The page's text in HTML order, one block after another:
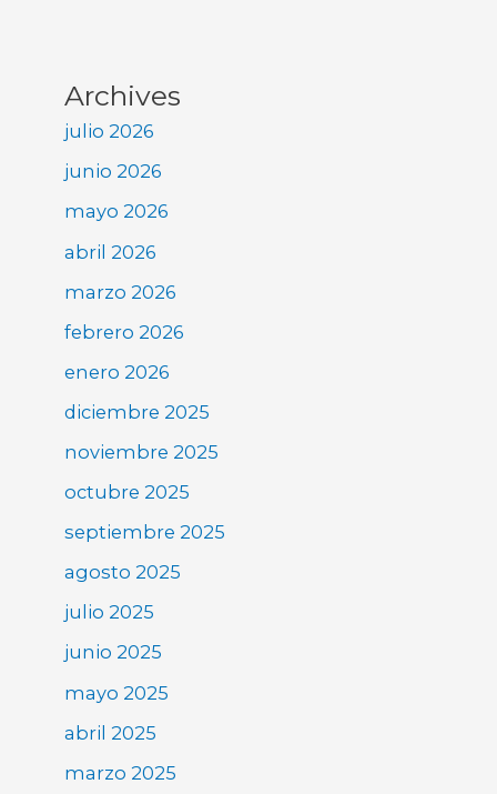
Archives
julio 2026
junio 2026
mayo 2026
abril 2026
marzo 2026
febrero 2026
enero 2026
diciembre 2025
noviembre 2025
octubre 2025
septiembre 2025
agosto 2025
julio 2025
junio 2025
mayo 2025
abril 2025
marzo 2025